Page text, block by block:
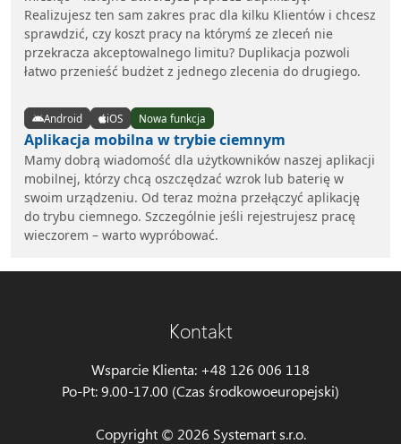
Realizujesz ten sam zakres prac dla kilku Klientów i chcesz
sprawdzić, czy koszt pracy na którymś ze zleceń nie
przekracza akceptowalnego limitu? Duplikacja pozwoli
łatwo przenieść budżet z jednego zlecenia do drugiego.
Android iOS Nowa funkcja
Aplikacja mobilna w trybie ciemnym
Mamy dobrą wiadomość dla użytkowników naszej aplikacji
mobilnej, którzy chcą oszczędzać wzrok lub baterię w
swoim urządzeniu. Od teraz można przełączyć aplikację
do trybu ciemnego. Szczególnie jeśli rejestrujesz pracę
wieczorem – warto wypróbować.
Kontakt
Wsparcie Klienta: +48 126 006 118
Po-Pt: 9.00-17.00 (Czas środkowoeuropejski)
Copyright © 2026 Systemart s.r.o.